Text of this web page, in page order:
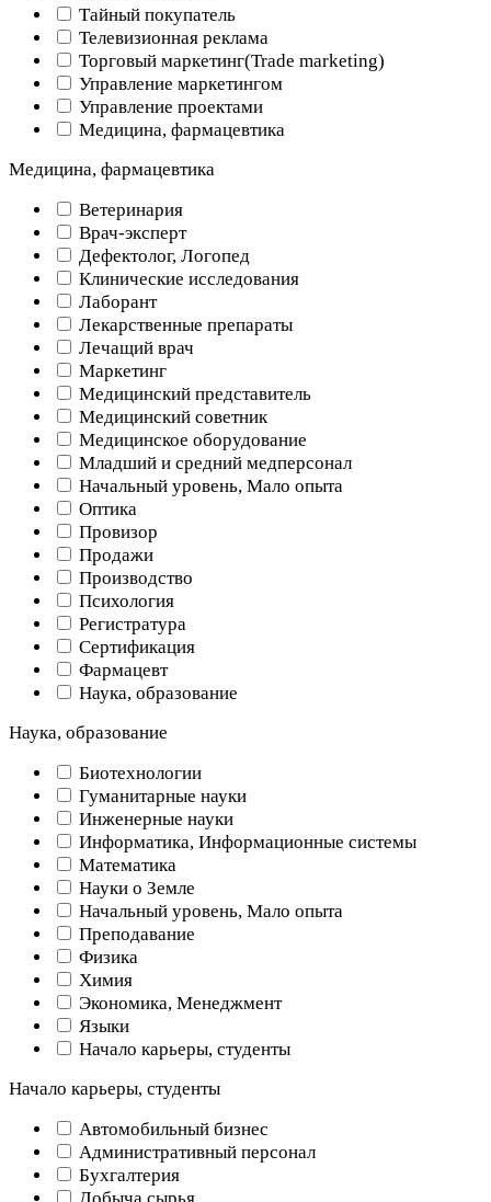
Тайный покупатель
Телевизионная реклама
Торговый маркетинг(Trade marketing)
Управление маркетингом
Управление проектами
Медицина, фармацевтика
Медицина, фармацевтика
Ветеринария
Врач-эксперт
Дефектолог, Логопед
Клинические исследования
Лаборант
Лекарственные препараты
Лечащий врач
Маркетинг
Медицинский представитель
Медицинский советник
Медицинское оборудование
Младший и средний медперсонал
Начальный уровень, Мало опыта
Оптика
Провизор
Продажи
Производство
Психология
Регистратура
Сертификация
Фармацевт
Наука, образование
Наука, образование
Биотехнологии
Гуманитарные науки
Инженерные науки
Информатика, Информационные системы
Математика
Науки о Земле
Начальный уровень, Мало опыта
Преподавание
Физика
Химия
Экономика, Менеджмент
Языки
Начало карьеры, студенты
Начало карьеры, студенты
Автомобильный бизнес
Административный персонал
Бухгалтерия